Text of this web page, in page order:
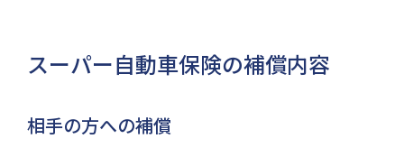
スーパー自動車保険の補償内容
相手の方への補償